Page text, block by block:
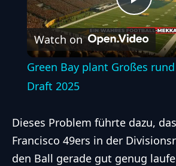
Play
Watch on
Green Bay plant Großes
Draft 2025
Dieses Problem führte dazu,
Francisco 49ers in der
den Ball gerade gut genug